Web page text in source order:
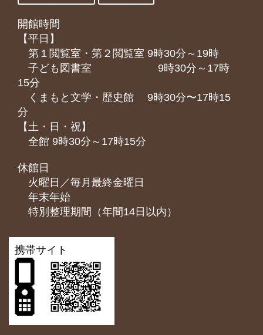
開館時間
【平日】
第１閲覧室・第２閲覧室 9時30分～19時
子ども図書室 9時30分～17時
15分
くまもと⽂学・歴史館 9時30分〜17時15
分
【土・日・祝】
全館 9時30分～17時15分
休館日
火曜日／毎月最終金曜日
年末年始
特別整理期間（年間14日以内）
携帯サイト